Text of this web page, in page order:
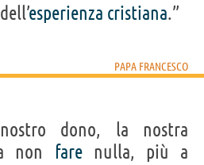
esperienza cristiana.”
PAPA FRANCESCO
dono, la nostra
non farenulla, più a